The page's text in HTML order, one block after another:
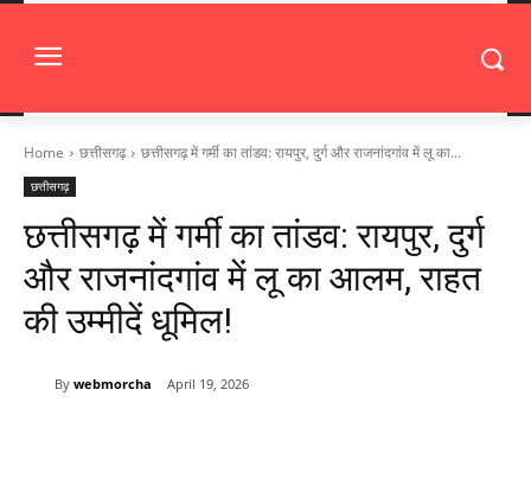
Home छत्तीसगढ़ छत्तीसगढ़ में गर्मी का तांडव: रायपुर, दुर्ग और राजनांदगांव में लू का...
छत्तीसगढ़
छत्तीसगढ़ में गर्मी का तांडव: रायपुर, दुर्ग
और राजनांदगांव में लू का आलम, राहत
की उम्मीदें धूमिल!
By webmorcha April 19, 2026